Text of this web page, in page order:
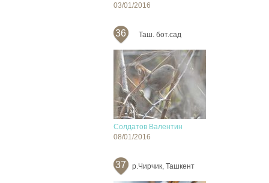
03/01/2016
36 Таш. бот.сад
Солдатов Валентин
08/01/2016
37 р.Чирчик, Ташкент